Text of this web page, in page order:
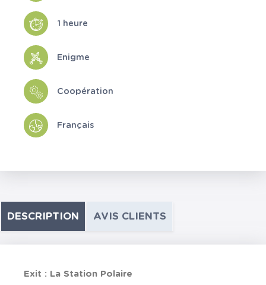
1 heure
Enigme
Coopération
Français
DESCRIPTION AVIS CLIENTS
Exit : La Station Polaire